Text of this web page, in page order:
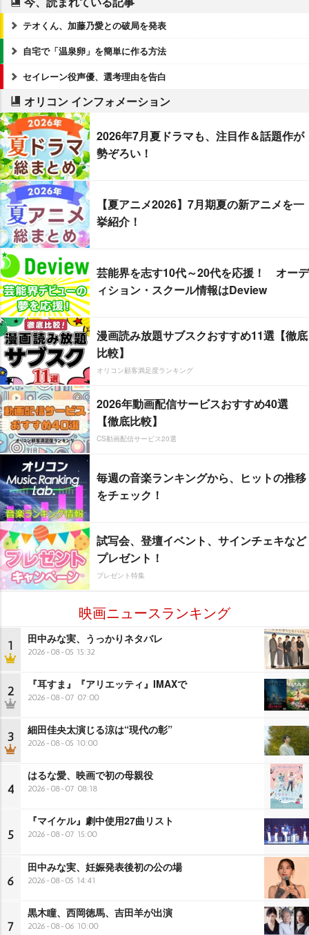
テオくん、加藤乃愛との破局を発表
自宅で「温泉卵」を簡単に作る方法
セイレーン役声優、選考理由を告白
オリコン インフォメーション
2026年7月夏ドラマも、注目作＆話題作が
勢ぞろい！
【夏アニメ2026】7月期夏の新アニメを一
挙紹介！
芸能界を志す10代～20代を応援！ オーデ
ィション・スクール情報はDeview
漫画読み放題サブスクおすすめ11選【徹底
比較】
オリコン顧客満足度ランキング
2026年動画配信サービスおすすめ40選
【徹底比較】
CS動画配信サービス20選
毎週の音楽ランキングから、ヒットの推移
をチェック！
試写会、登壇イベント、サインチェキなど
プレゼント！
プレゼント特集
映画ニュースランキング
1 田中みな実、うっかりネタバレ
2026-08-05 15:32
2 『耳すま』『アリエッティ』IMAXで
2026-08-07 07:00
3 細田佳央太演じる涼は“現代の彰”
2026-08-05 10:00
4
はるな愛、映画で初の母親役
2026-08-07 08:18
5
『マイケル』劇中使用27曲リスト
2026-08-07 15:00
6
田中みな実、妊娠発表後初の公の場
2026-08-05 14:41
7
黒木瞳、西岡徳馬、吉田羊が出演
2026-08-06 10:00